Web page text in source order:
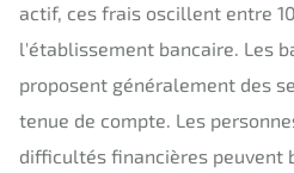
actif, ces frais oscillent entre
l'établissement bancaire. Les
proposent généralement des
tenue de compte. Les
difficultés financières peuvent